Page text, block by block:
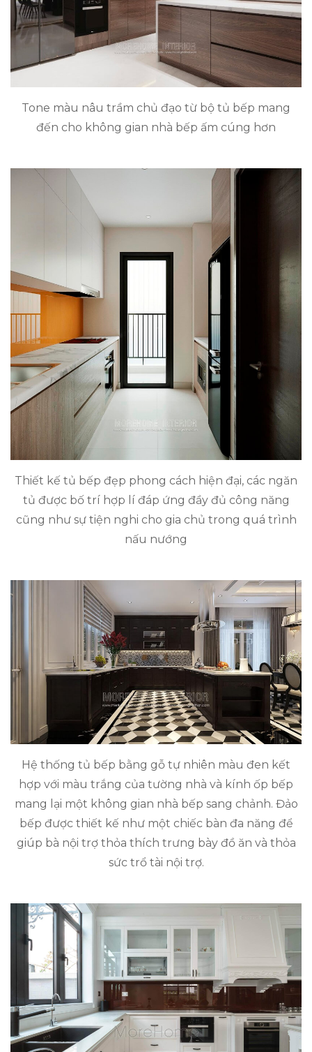
Tone màu nâu trầm chủ đạo từ bộ tủ bếp mang
đến cho không gian nhà bếp ấm cúng hơn
Thiết kế tủ bếp đẹp phong cách hiện đại, các ngăn
tủ được bố trí hợp lí đáp ứng đầy đủ công năng
cũng như sự tiện nghi cho gia chủ trong quá trình
nấu nướng
Hệ thống tủ bếp bằng gỗ tự nhiên màu đen kết
hợp với màu trắng của tường nhà và kính ốp bếp
mang lại một không gian nhà bếp sang chảnh. Đảo
bếp được thiết kế như một chiếc bàn đa năng để
giúp bà nội trợ thỏa thích trưng bày đồ ăn và thỏa
sức trổ tài nội trợ.